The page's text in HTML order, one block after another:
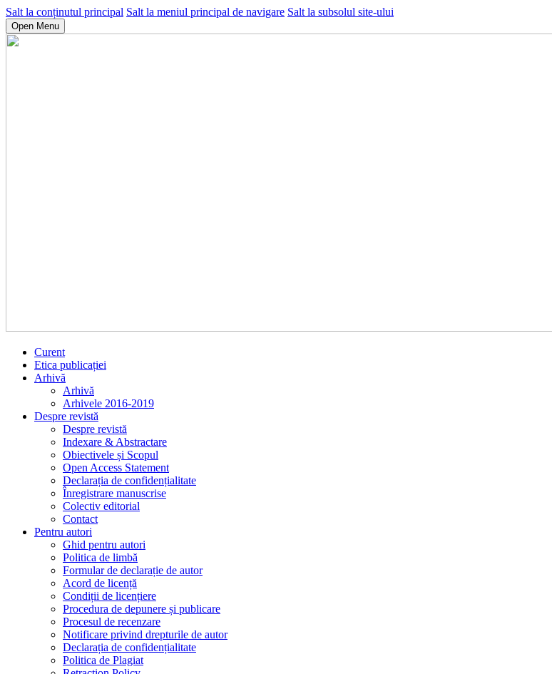
Salt la conținutul principal Salt la meniul principal de navigare Salt la subsolul site-ului
Open Menu
Curent
Etica publicației
Arhivă
Arhivă
Arhivele 2016-2019
Despre revistă
Despre revistă
Indexare & Abstractare
Obiectivele și Scopul
Open Access Statement
Declarația de confidențialitate
Înregistrare manuscrise
Colectiv editorial
Contact
Pentru autori
Ghid pentru autori
Politica de limbă
Formular de declarație de autor
Acord de licență
Condiții de licențiere
Procedura de depunere și publicare
Procesul de recenzare
Notificare privind drepturile de autor
Declarația de confidențialitate
Politica de Plagiat